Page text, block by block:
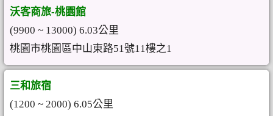
沃客商旅-桃園館
(9900 ~ 13000) 6.03公里
桃園市桃園區中山東路51號11樓之1
三和旅宿
(1200 ~ 2000) 6.05公里